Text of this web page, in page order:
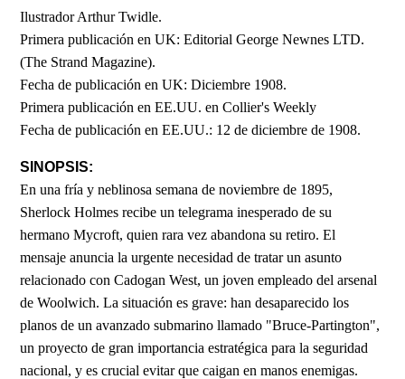
Ilustrador Arthur Twidle.
Primera publicación en UK: Editorial George Newnes LTD.
(The Strand Magazine).
Fecha de publicación en UK: Diciembre 1908.
Primera publicación en EE.UU. en Collier's Weekly
Fecha de publicación en EE.UU.: 12 de diciembre de 1908.
SINOPSIS:
En una fría y neblinosa semana de noviembre de 1895,
Sherlock Holmes recibe un telegrama inesperado de su
hermano Mycroft, quien rara vez abandona su retiro. El
mensaje anuncia la urgente necesidad de tratar un asunto
relacionado con Cadogan West, un joven empleado del arsenal
de Woolwich. La situación es grave: han desaparecido los
planos de un avanzado submarino llamado "Bruce-Partington",
un proyecto de gran importancia estratégica para la seguridad
nacional, y es crucial evitar que caigan en manos enemigas.